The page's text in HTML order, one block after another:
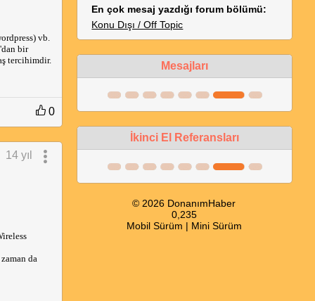
vb.
bir
tercihimdir.
0
14 yıl
da
En çok mesaj yazdığı forum bölümü:
Konu Dışı / Off Topic
Mesajları
İkinci El Referansları
© 2026 DonanımHaber
0,235
Mobil Sürüm | Mini Sürüm